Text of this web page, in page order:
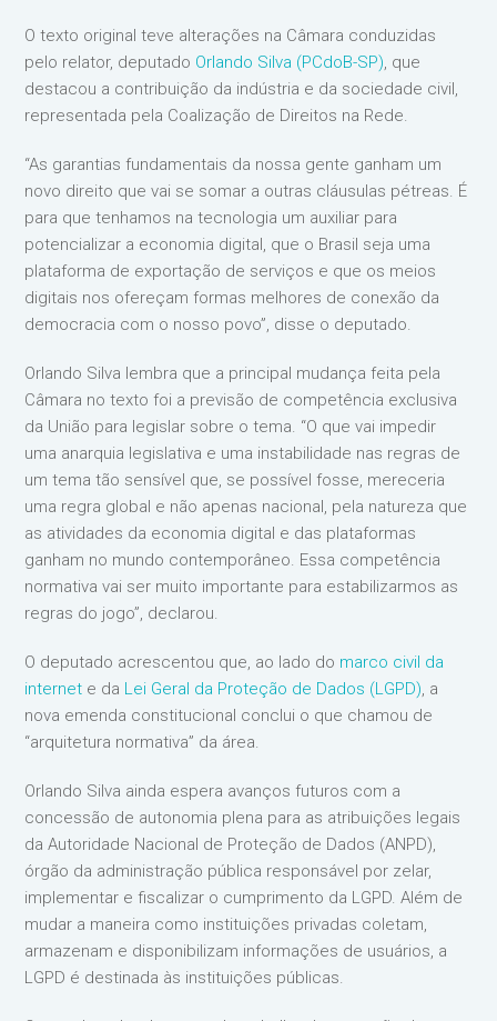
O texto original teve alterações na Câmara conduzidas
pelo relator, deputado Orlando Silva (PCdoB-SP), que
destacou a contribuição da indústria e da sociedade civil,
representada pela Coalização de Direitos na Rede.
“As garantias fundamentais da nossa gente ganham um
novo direito que vai se somar a outras cláusulas pétreas. É
para que tenhamos na tecnologia um auxiliar para
potencializar a economia digital, que o Brasil seja uma
plataforma de exportação de serviços e que os meios
digitais nos ofereçam formas melhores de conexão da
democracia com o nosso povo”, disse o deputado.
Orlando Silva lembra que a principal mudança feita pela
Câmara no texto foi a previsão de competência exclusiva
da União para legislar sobre o tema. “O que vai impedir
uma anarquia legislativa e uma instabilidade nas regras de
um tema tão sensível que, se possível fosse, mereceria
uma regra global e não apenas nacional, pela natureza que
as atividades da economia digital e das plataformas
ganham no mundo contemporâneo. Essa competência
normativa vai ser muito importante para estabilizarmos as
regras do jogo”, declarou.
O deputado acrescentou que, ao lado do marco civil da
internet e da Lei Geral da Proteção de Dados (LGPD), a
nova emenda constitucional conclui o que chamou de
“arquitetura normativa” da área.
Orlando Silva ainda espera avanços futuros com a
concessão de autonomia plena para as atribuições legais
da Autoridade Nacional de Proteção de Dados (ANPD),
órgão da administração pública responsável por zelar,
implementar e fiscalizar o cumprimento da LGPD. Além de
mudar a maneira como instituições privadas coletam,
armazenam e disponibilizam informações de usuários, a
LGPD é destinada às instituições públicas.